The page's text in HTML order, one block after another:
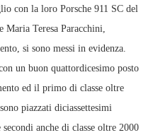
con la loro Porsche 911 SC del
Maria Teresa Paracchini,
si sono messi in evidenza.
un buon quattordicesimo posto
ed il primo di classe oltre
piazzati diciassettesimi
anche di classe oltre 2000